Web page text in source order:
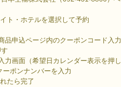
ト・ホテルを選択して予約
申込ページ内のクーポンコード入力
画面（希望日カレンダー表示を押し
ポンナンバーを入力
たら完了